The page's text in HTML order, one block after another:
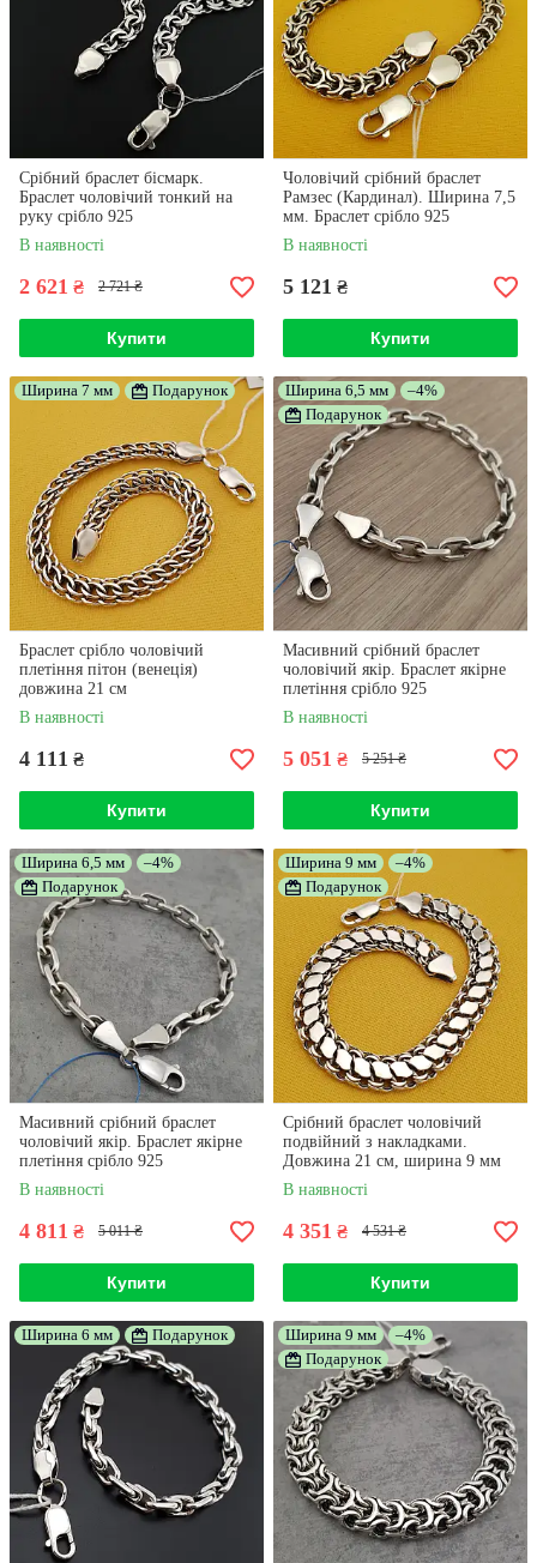
Срібний браслет бісмарк.
Браслет чоловічий тонкий на
руку срібло 925
В наявності
2 621 ₴ 2 721 ₴
Купити
Чоловічий срібний браслет
Рамзес (Кардинал). Ширина 7,5
мм. Браслет срібло 925
В наявності
5 121 ₴
Купити
Ширина 7 мм Подарунок
Браслет срібло чоловічий
плетіння пітон (венеція)
довжина 21 см
В наявності
4 111 ₴
Купити
Ширина 6,5 мм
–4%
Подарунок
Масивний срібний браслет
чоловічий якір. Браслет якірне
плетіння срібло 925
В наявності
5 051 ₴ 5 251 ₴
Купити
Ширина 6,5 мм
–4%
Подарунок
Масивний срібний браслет
чоловічий якір. Браслет якірне
плетіння срібло 925
В наявності
4 811 ₴ 5 011 ₴
Купити
Ширина 9 мм
–4%
Подарунок
Срібний браслет чоловічий
подвійний з накладками.
Довжина 21 см, ширина 9 мм
В наявності
4 351 ₴ 4 531 ₴
Купити
Ширина 6 мм Подарунок Ширина 9 мм
–4%
Подарунок